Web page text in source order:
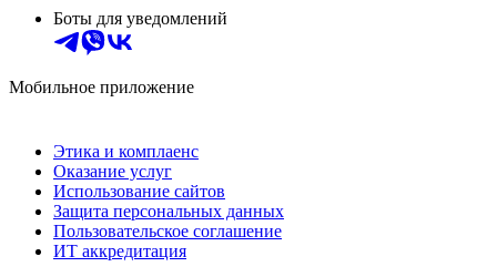
Боты для уведомлений
Мобильное приложение
Этика и комплаенс
Оказание услуг
Использование сайтов
Защита персональных данных
Пользовательское соглашение
ИТ аккредитация